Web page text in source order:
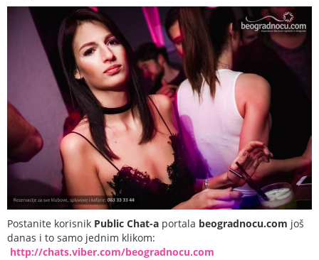
Postanite korisnik Public Chat-a portala beogradnocu.com još
danas i to samo jednim klikom:
http://chats.viber.com/beogradnocu.com